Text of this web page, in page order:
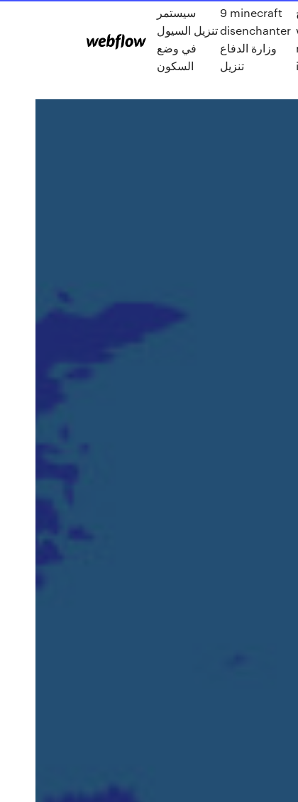
سيستمر
تنزيل السيول
في وضع
السكون
9 minecraft
disenchanter
وزارة الدفاع
تنزيل